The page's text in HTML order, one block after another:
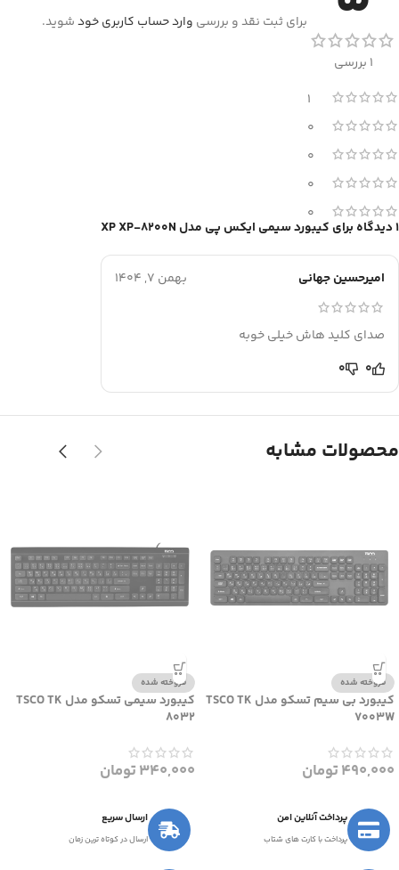
1 بررسی
1
0
0
0
0
1 دیدگاه برای کیبورد سیمی ایکس پی مدل XP XP-8200N
امیرحسین جهانی بهمن 7, 1404
صدای کلید هاش خیلی خوبه
0
0
برای ثبت نقد و بررسی وارد حساب کاربری خودشوید.
محصولات مشابه
فروخته شده
کیبورد بی سیم تسکو مدل TSCO TK
7003W
490,000تومان
فروخته شده
کیبورد سیمی تسکو مدل TSCO TK
8032
340,000تومان
پرداخت آنلاین امن
پرداخت با کارت های شتاب
ارسال سریع
ارسال در کوتاه ترین زمان